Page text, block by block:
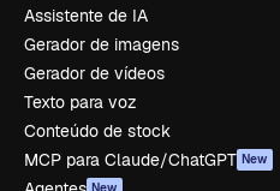
Assistente de IA
Gerador de imagens
Gerador de vídeos
Texto para voz
Conteúdo de stock
MCP para Claude/ChatGPT New
New